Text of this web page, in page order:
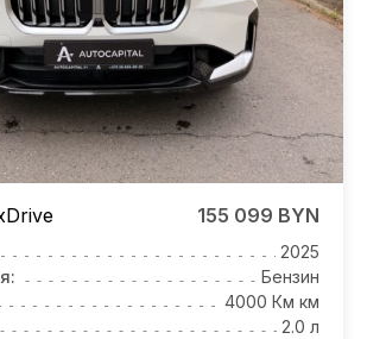
155 099 BYN
2025
Бензин
4000 Км км
2.0 л